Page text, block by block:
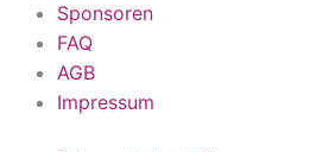
Sponsoren
FAQ
AGB
Impressum